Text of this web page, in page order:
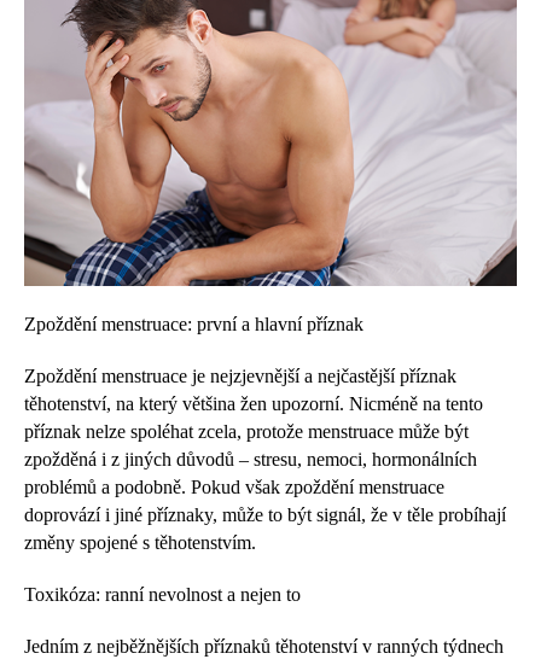
Zpoždění menstruace: první a hlavní příznak
Zpoždění menstruace je nejzjevnější a nejčastější příznak
těhotenství, na který většina žen upozorní. Nicméně na tento
příznak nelze spoléhat zcela, protože menstruace může být
zpožděná i z jiných důvodů – stresu, nemoci, hormonálních
problémů a podobně. Pokud však zpoždění menstruace
doprovází i jiné příznaky, může to být signál, že v těle probíhají
změny spojené s těhotenstvím.
Toxikóza: ranní nevolnost a nejen to
Jedním z nejběžnějších příznaků těhotenství v ranných týdnech